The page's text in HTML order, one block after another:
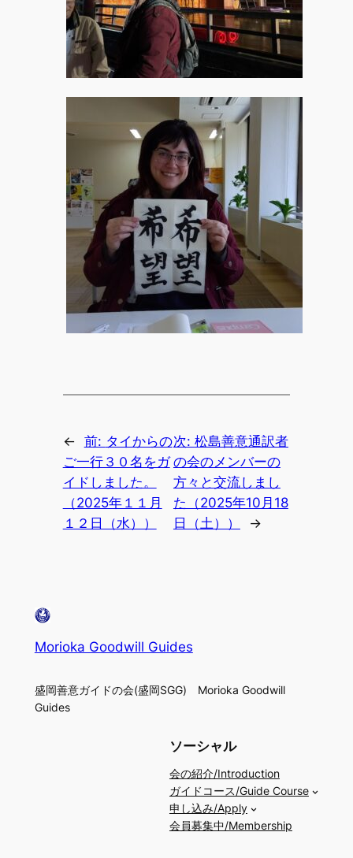
← 前: タイからの
ご一行３０名をガ
イドしました。
（2025年１１月
１２日（水））
次: 松島善意通訳者
の会のメンバーの
方々と交流しまし
た（2025年10月18
日（土））
→
Morioka Goodwill Guides
盛岡善意ガイドの会(盛岡SGG) Morioka Goodwill
Guides
ソーシャル
会の紹介/Introduction
ガイドコース/Guide Course
申し込み/Apply
会員募集中/Membership